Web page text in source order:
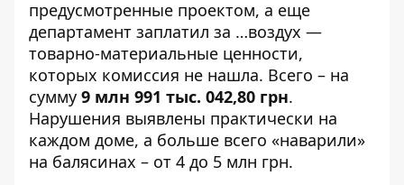
предусмотренные проектом, а еще
департамент заплатил за …воздух —
товарно-материальные ценности,
которых комиссия не нашла. Всего – на
сумму 9 млн 991 тыс. 042,80 грн.
Нарушения выявлены практически на
каждом доме, а больше всего «наварили»
на балясинах – от 4 до 5 млн грн.